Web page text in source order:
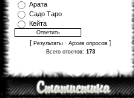
Арата
Садо Таро
Кейта
[ Результаты · Архив опросов ]
Всего ответов: 173